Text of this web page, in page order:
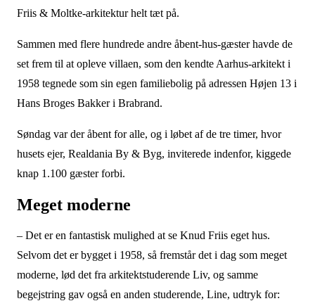
Friis & Moltke-arkitektur helt tæt på.
Sammen med flere hundrede andre åbent-hus-gæster havde de
set frem til at opleve villaen, som den kendte Aarhus-arkitekt i
1958 tegnede som sin egen familiebolig på adressen Højen 13 i
Hans Broges Bakker i Brabrand.
Søndag var der åbent for alle, og i løbet af de tre timer, hvor
husets ejer, Realdania By & Byg, inviterede indenfor, kiggede
knap 1.100 gæster forbi.
Meget moderne
– Det er en fantastisk mulighed at se Knud Friis eget hus.
Selvom det er bygget i 1958, så fremstår det i dag som meget
moderne, lød det fra arkitektstuderende Liv, og samme
begejstring gav også en anden studerende, Line, udtryk for: